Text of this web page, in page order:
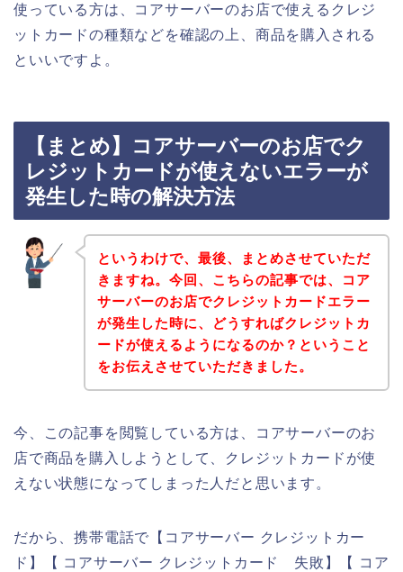
使っている方は、コアサーバーのお店で使えるクレジ
ットカードの種類などを確認の上、商品を購入される
といいですよ。
【まとめ】コアサーバーのお店でク
レジットカードが使えないエラーが
発生した時の解決方法
というわけで、最後、まとめさせていただ
きますね。今回、こちらの記事では、コア
サーバーのお店でクレジットカードエラー
が発生した時に、どうすればクレジットカ
ードが使えるようになるのか？ということ
をお伝えさせていただきました。
今、この記事を閲覧している方は、コアサーバーのお
店で商品を購入しようとして、クレジットカードが使
えない状態になってしまった人だと思います。
だから、携帯電話で【コアサーバー クレジットカー
ド】【 コアサーバー クレジットカード 失敗】【 コア